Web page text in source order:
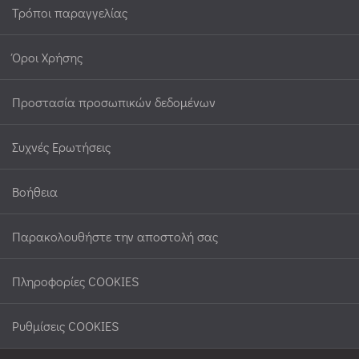
Τρόποι παραγγελίας
Όροι Χρήσης
Προστασία προσωπικών δεδομένων
Συχνές Ερωτήσεις
Βοήθεια
Παρακολουθήστε την αποστολή σας
Πληροφορίες COOKIES
Ρυθμίσεις COOKIES